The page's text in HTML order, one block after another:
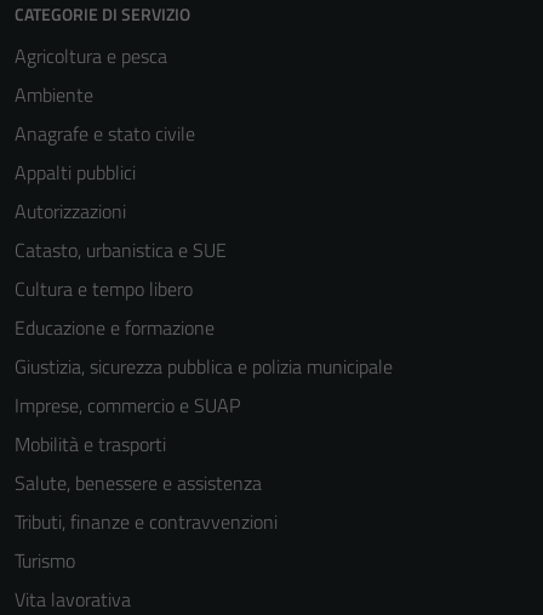
CATEGORIE DI SERVIZIO
Agricoltura e pesca
Ambiente
Anagrafe e stato civile
Appalti pubblici
Autorizzazioni
Catasto, urbanistica e SUE
Cultura e tempo libero
Educazione e formazione
Giustizia, sicurezza pubblica e polizia municipale
Imprese, commercio e SUAP
Mobilità e trasporti
Salute, benessere e assistenza
Tributi, finanze e contravvenzioni
Turismo
Vita lavorativa
essere